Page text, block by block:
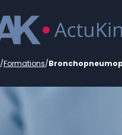
/Formations/